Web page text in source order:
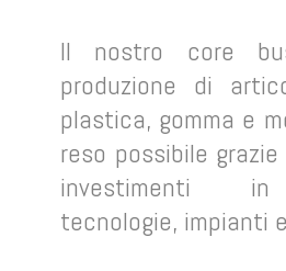
Il nostro core
produzione di
plastica, gomma e
reso possibile
investimenti
tecnologie, impianti